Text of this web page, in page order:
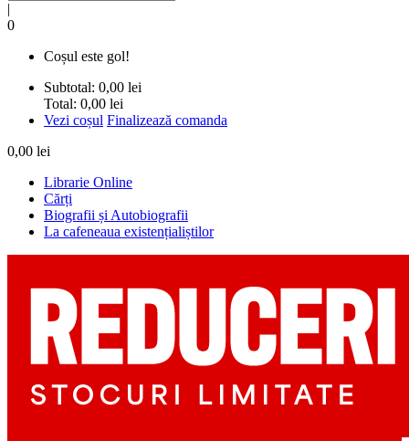
|
0
Coșul este gol!
Subtotal: 0,00 lei
Total: 0,00 lei
Vezi coșul Finalizează comanda
0,00 lei
Librarie Online
Cărți
Biografii și Autobiografii
La cafeneaua existențialiștilor